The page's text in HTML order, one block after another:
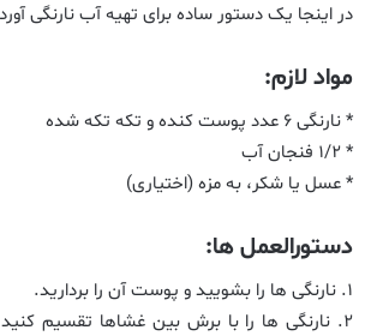
در اینجا یک دستور ساده برای تهیه آب نارنگی
مواد لازم:
* نارنگی ۶ عدد پوست کنده و تکه تکه شده
* ۱/۲ فنجان آب
* عسل یا شکر، به مزه (اختیاری)
دستورالعمل ها:
۱. نارنگی ها را بشویید و پوست آن را بردارید.
۲. نارنگی ها را با برش بین غشاها تقسیم